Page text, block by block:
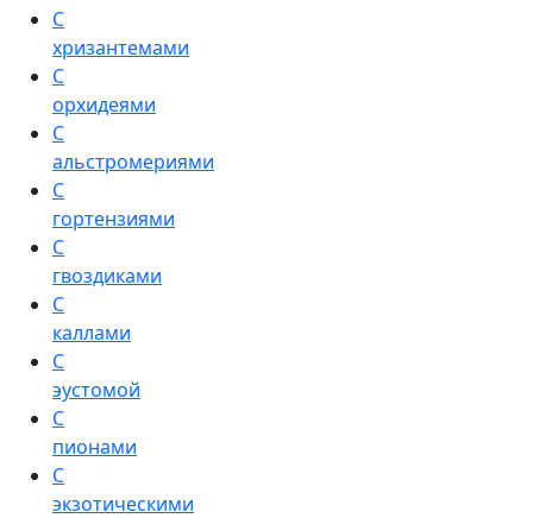
С
хризантемами
С
орхидеями
С
альстромериями
С
гортензиями
С
гвоздиками
С
каллами
С
эустомой
С
пионами
С
экзотическими